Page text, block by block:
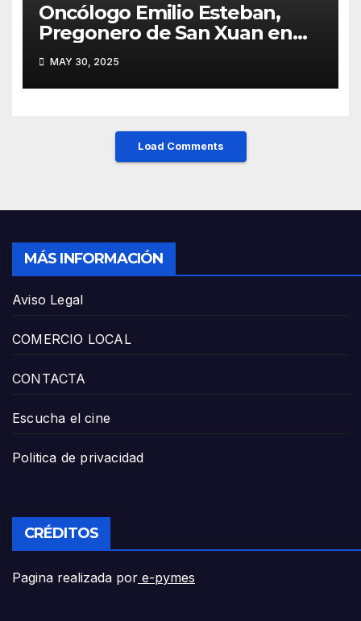
Oncólogo Emilio Esteban,
Pregonero de San Xuan en
Mieres: Un Honor para Turón
y el HUCA
MAY 30, 2025
Load Comments
MÁS INFORMACIÓN
Aviso Legal
COMERCIO LOCAL
CONTACTA
Escucha el cine
Politica de privacidad
CRÉDITOS
Pagina realizada por e-pymes